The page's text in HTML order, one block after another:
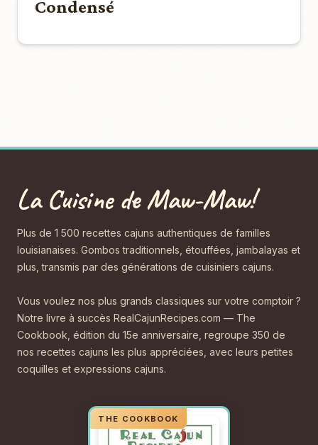
Condensé
La Cuisine de Maw-Maw!
Plus de 1 500 recettes cajuns authentiques de familles
louisianaises. Gombos traditionnels, étouffées, jambalayas et
plus, transmis par des générations de cuisiniers cajuns.
Vous voulez nos plus grands classiques sur votre comptoir ?
Notre livre à succès RealCajunRecipes.com — The
Cookbook, édition du 15e anniversaire, regroupe 350 de
nos recettes cajuns les plus appréciées, avec leurs petites
coquilles et expressions cajuns.